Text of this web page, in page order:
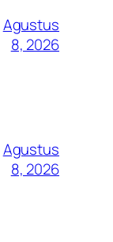
Agustus
8, 2026
Agustus
8, 2026